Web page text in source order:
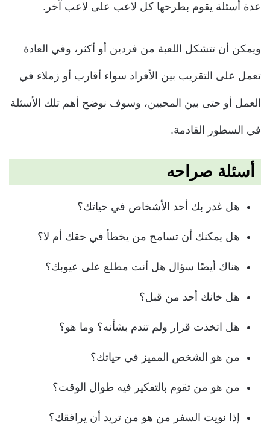
عدة أسئلة يقوم بطرحها كل لاعب على لاعب آخر.
ويمكن أن تتشكل اللعبة من فردين أو أكثر، وفي العادة
تعمل على التقريب بين الأفراد سواء أقارب أو زملاء في
العمل أو حتى بين المحبين، وسوف نوضح أهم تلك الأسئلة
في السطور القادمة.
أسئلة صراحه
هل غدر بك أحد الأشخاص في حياتك؟
هل يمكنك أن تسامح من يخطأ في حقك أم لا؟
هناك أيضًا سؤال هل أنت مطلع على عيوبك؟
هل خانك أحد من قبل؟
هل اتخذت قرار ولم تندم بشأنه؟ وما هو؟
من هو الشخص المميز في حياتك؟
من هو من تقوم بالتفكير فيه طوال الوقت؟
إذا نويت السفر من هو من تريد أن يرافقك؟